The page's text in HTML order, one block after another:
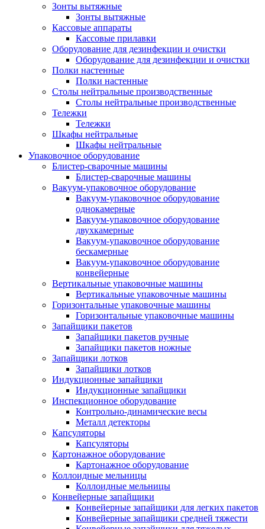
Зонты вытяжные
Зонты вытяжные
Кассовые аппараты
Кассовые прилавки
Оборудование для дезинфекции и очистки
Оборудование для дезинфекции и очистки
Полки настенные
Полки настенные
Столы нейтральные производственные
Столы нейтральные производственные
Тележки
Тележки
Шкафы нейтральные
Шкафы нейтральные
Упаковочное оборудование
Блистер-сварочные машины
Блистер-сварочные машины
Вакуум-упаковочное оборудование
Вакуум-упаковочное оборудование
однокамерные
Вакуум-упаковочное оборудование
двухкамерные
Вакуум-упаковочное оборудование
беcкамерные
Вакуум-упаковочное оборудование
конвейерные
Вертикальные упаковочные машины
Вертикальные упаковочные машины
Горизонтальные упаковочные машины
Горизонтальные упаковочные машины
Запайщики пакетов
Запайщики пакетов ручные
Запайщики пакетов ножные
Запайщики лотков
Запайщики лотков
Индукционные запайщики
Индукционные запайщики
Инспекционное оборудование
Контрольно-динамические весы
Металл детекторы
Капсуляторы
Капсуляторы
Картонажное оборудование
Картонажное оборудование
Коллоидные мельницы
Коллоидные мельницы
Конвейерные запайщики
Конвейерные запайщики для легких пакетов
Конвейерные запайщики средней тяжести